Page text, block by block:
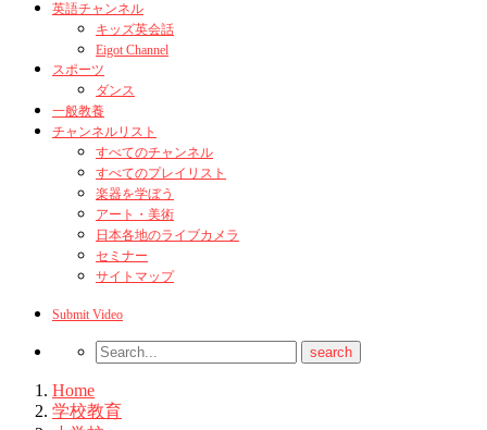
英語チャンネル
キッズ英会話
Eigot Channel
スポーツ
ダンス
一般教養
チャンネルリスト
すべてのチャンネル
すべてのプレイリスト
楽器を学ぼう
アート・美術
日本各地のライブカメラ
セミナー
サイトマップ
Submit Video
Home
学校教育